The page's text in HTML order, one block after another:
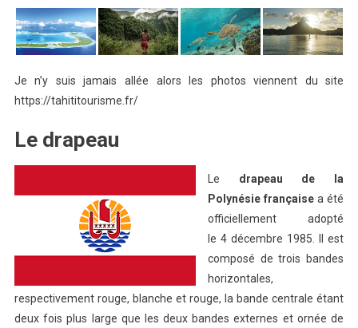
Je n’y suis jamais allée alors les photos viennent du site
https://tahititourisme.fr/
Le drapeau
Le drapeau de la
Polynésie françaisea été
officiellement adopté
le 4 décembre 1985 . Il est
composé de trois bandes
horizontales,
respectivement rouge, blanche et rouge, la bande centrale étant
deux fois plus large que les deux bandes externes et ornée de